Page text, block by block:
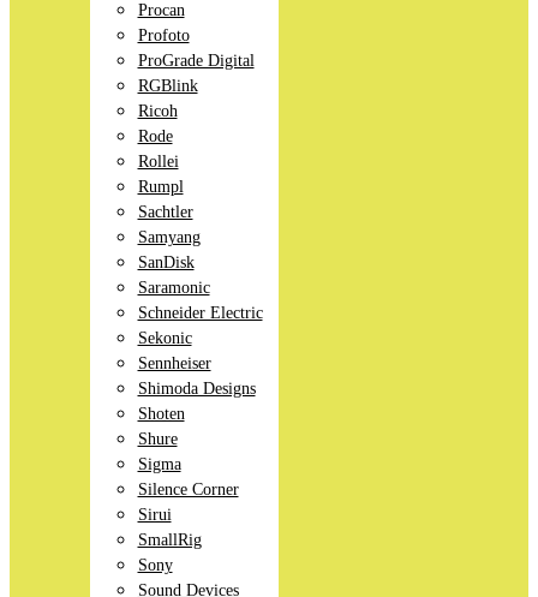
Procan
Profoto
ProGrade Digital
RGBlink
Ricoh
Rode
Rollei
Rumpl
Sachtler
Samyang
SanDisk
Saramonic
Schneider Electric
Sekonic
Sennheiser
Shimoda Designs
Shoten
Shure
Sigma
Silence Corner
Sirui
SmallRig
Sony
Sound Devices